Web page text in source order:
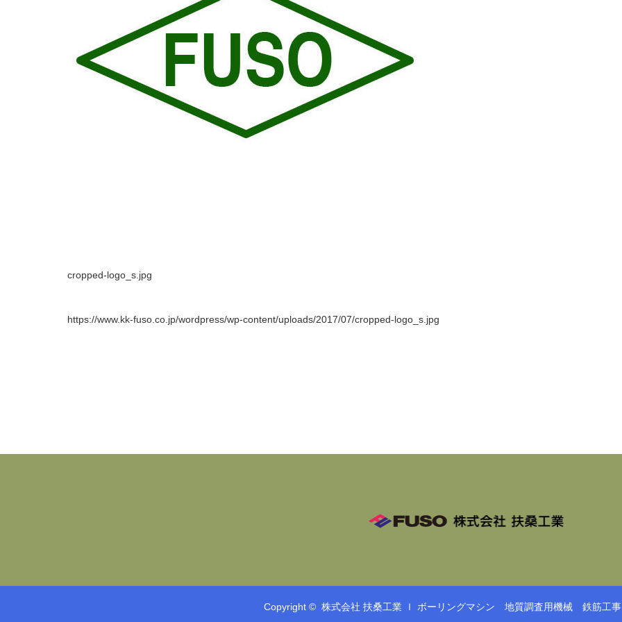
cropped-logo_s.jpg
https://www.kk-fuso.co.jp/wordpress/wp-content/uploads/2017/07/cropped-logo_s.jpg
Copyright © 株式会社 扶桑工業 ｌ ボーリングマシン 地質調査用機械 鉄筋工